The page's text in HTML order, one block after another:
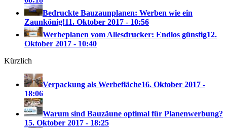
Bedruckte Bauzaunplanen: Werben wie ein
Zaunkönig!11. Oktober 2017 - 10:56
Werbeplanen vom Allesdrucker: Endlos günstig12.
Oktober 2017 - 10:40
Kürzlich
Verpackung als Werbefläche16. Oktober 2017 -
18:06
Warum sind Bauzäune optimal für Planenwerbung?
15. Oktober 2017 - 18:25